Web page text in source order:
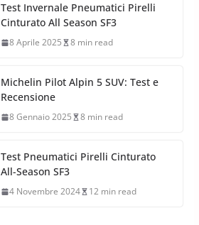
Test Invernale Pneumatici Pirelli
Cinturato All Season SF3
8 Aprile 2025 8 min read
Michelin Pilot Alpin 5 SUV: Test e
Recensione
8 Gennaio 2025 8 min read
Test Pneumatici Pirelli Cinturato
All-Season SF3
4 Novembre 2024 12 min read